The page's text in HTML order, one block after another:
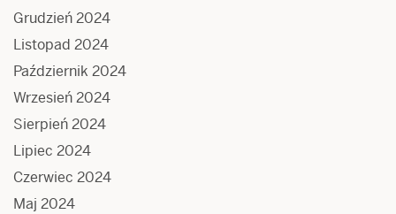
Grudzień 2024
Listopad 2024
Październik 2024
Wrzesień 2024
Sierpień 2024
Lipiec 2024
Czerwiec 2024
Maj 2024